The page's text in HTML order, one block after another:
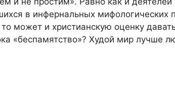
в инфернальных мифологических
может и христианскую оценку
«беспамятство»? Худой мир лучше